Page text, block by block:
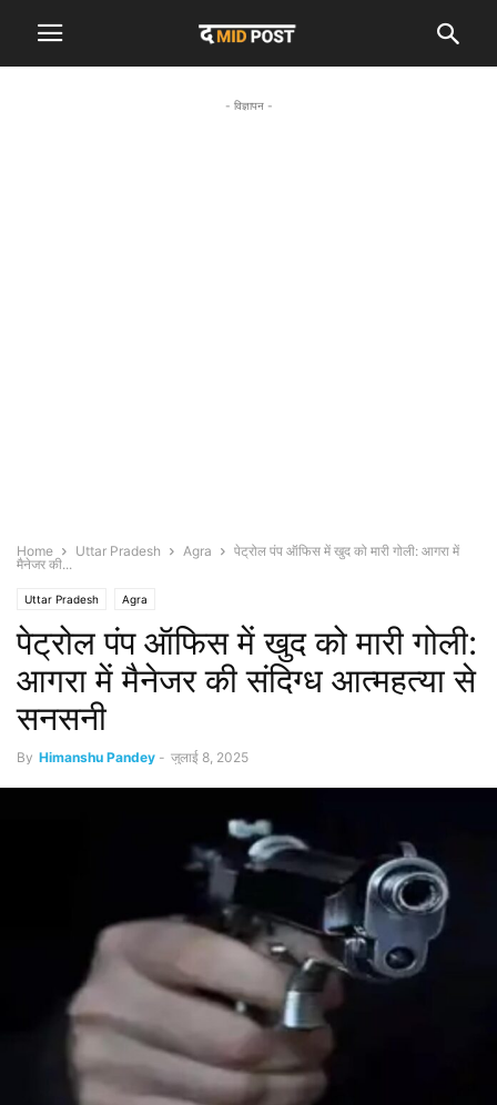
- विज्ञापन -
Home Uttar Pradesh Agra
पेट्रोल पंप ऑफिस में खुद को मारी गोली: आगरा में
मैनेजर की...
Uttar Pradesh Agra
पेट्रोल पंप ऑफिस में खुद को मारी गोली:
आगरा में मैनेजर की संदिग्ध आत्महत्या से
सनसनी
By Himanshu Pandey - जुलाई 8, 2025